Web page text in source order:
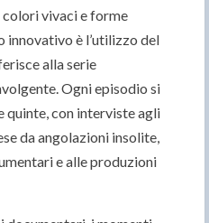
vivaci e forme
innovativo è l’utilizzo del
alla serie
Ogni episodio si
quinte, con interviste agli
da angolazioni insolite,
e alle produzioni